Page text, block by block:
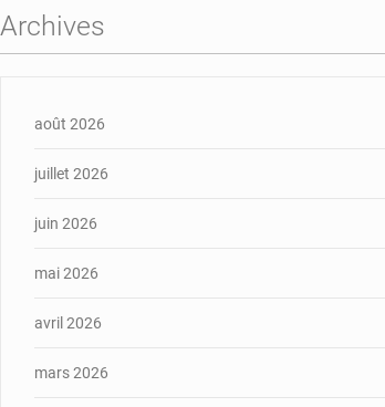
Archives
août 2026
juillet 2026
juin 2026
mai 2026
avril 2026
mars 2026